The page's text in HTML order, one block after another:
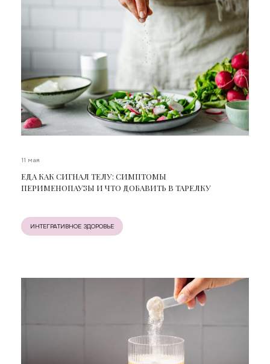
11 мая
ЕДА КАК СИГНАЛ ТЕЛУ: СИМПТОМЫ
ПЕРИМЕНОПАУЗЫ И ЧТО ДОБАВИТЬ В ТАРЕЛКУ
ИНТЕГРАТИВНОЕ ЗДОРОВЬЕ